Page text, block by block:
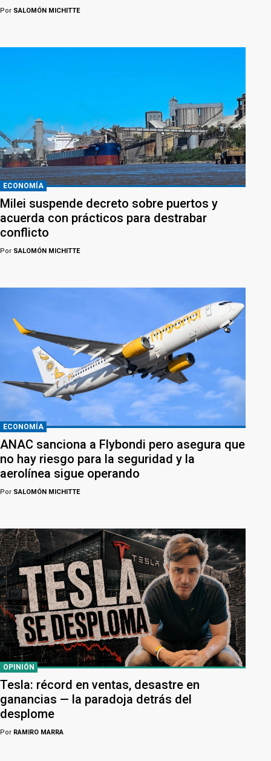
Por SALOMÓN MICHITTE
ECONOMÍA
Milei suspende decreto sobre puertos y
acuerda con prácticos para destrabar
conflicto
Por SALOMÓN MICHITTE
ECONOMÍA
ANAC sanciona a Flybondi pero asegura que
no hay riesgo para la seguridad y la
aerolínea sigue operando
Por SALOMÓN MICHITTE
OPINIÓN
Tesla: récord en ventas, desastre en
ganancias — la paradoja detrás del
desplome
Por RAMIRO MARRA